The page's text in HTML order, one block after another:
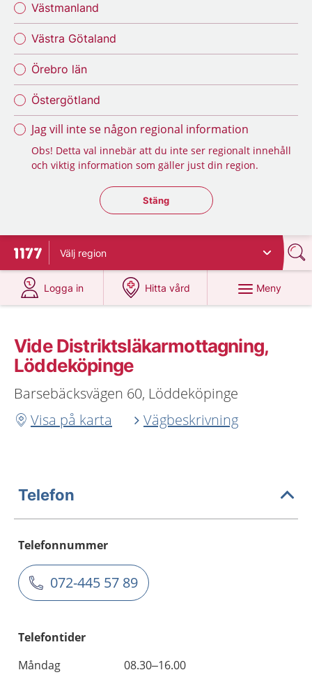
Västmanland
Västra Götaland
Örebro län
Östergötland
Jag vill inte se någon regional information
Obs! Detta val innebär att du inte ser regionalt innehåll
och viktig information som gäller just din region.
Stäng regionsväljaren
Stäng
Till startsidan för 1177
Välj region
Logga in
på 1177.se
Hitta vård
på 1177.se
Meny
Vide Distriktsläkarmottagning,
Löddeköpinge
Barsebäcksvägen 60, Löddeköpinge
Visa på karta
Vägbeskrivning
Telefon
Telefonnummer
072-445 57 89
Telefontider
Måndag
08.30–16.00